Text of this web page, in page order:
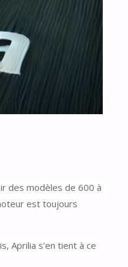
des modèles de 600 à
est toujours
Aprilia s’en tient à ce